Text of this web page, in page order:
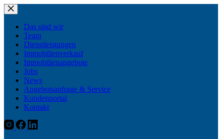
Zum
Inhalt
springenDas sind wir
Team
Dienstleistungen
Immobilienverkauf
Immobilienangebote
Jobs
News
Angebotsanfrage & Service
Kundenportal
Kontakt